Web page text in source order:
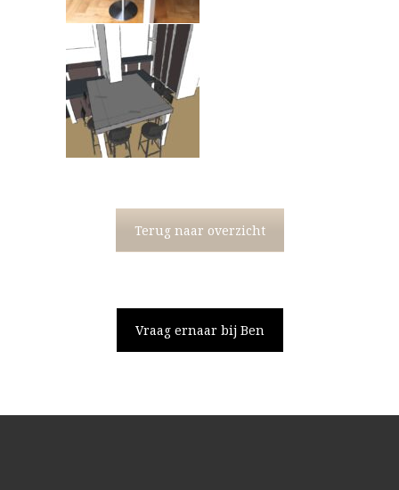
Terug naar overzicht
Vraag ernaar bij Ben